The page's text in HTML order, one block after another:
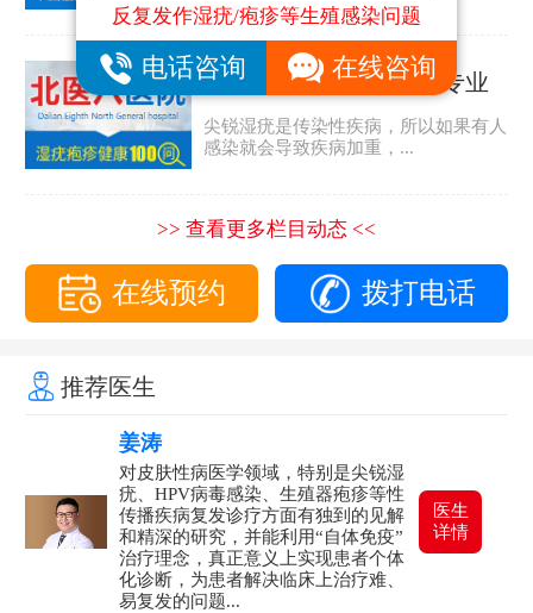
大连哪家尖锐湿疣医院专业
尖锐湿疣是传染性疾病，所以如果有人
感染就会导致疾病加重，...
>> 查看更多栏目动态 <<
在线预约 拨打电话
推荐医生
姜涛
对皮肤性病医学领域，特别是尖锐湿
疣、HPV病毒感染、生殖器疱疹等性
传播疾病复发诊疗方面有独到的见解
和精深的研究，并能利用“自体免疫”
治疗理念，真正意义上实现患者个体
化诊断，为患者解决临床上治疗难、
易复发的问题...
医生
详情
反复发作湿疣/疱疹等生殖感染问题
电话咨询 在线咨询